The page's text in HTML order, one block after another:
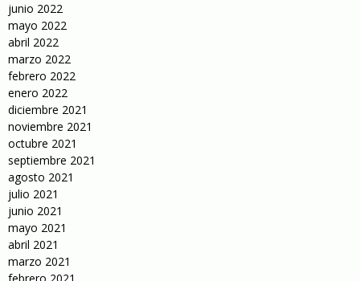
junio 2022
mayo 2022
abril 2022
marzo 2022
febrero 2022
enero 2022
diciembre 2021
noviembre 2021
octubre 2021
septiembre 2021
agosto 2021
julio 2021
junio 2021
mayo 2021
abril 2021
marzo 2021